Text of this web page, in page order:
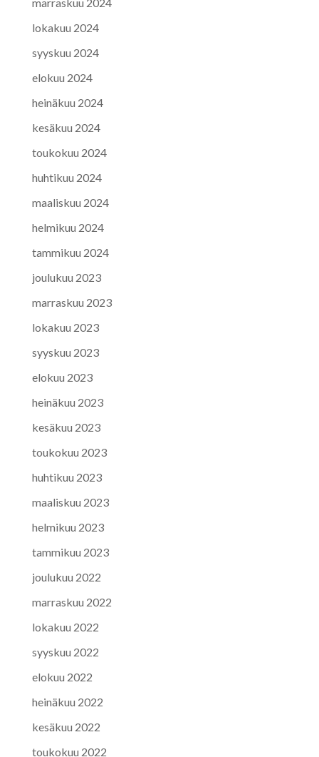
lokakuu 2024
syyskuu 2024
elokuu 2024
heinäkuu 2024
kesäkuu 2024
toukokuu 2024
huhtikuu 2024
maaliskuu 2024
helmikuu 2024
tammikuu 2024
joulukuu 2023
marraskuu 2023
lokakuu 2023
syyskuu 2023
elokuu 2023
heinäkuu 2023
kesäkuu 2023
toukokuu 2023
huhtikuu 2023
maaliskuu 2023
helmikuu 2023
tammikuu 2023
joulukuu 2022
marraskuu 2022
lokakuu 2022
syyskuu 2022
elokuu 2022
heinäkuu 2022
kesäkuu 2022
toukokuu 2022